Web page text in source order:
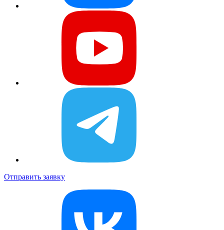
Отправить заявку